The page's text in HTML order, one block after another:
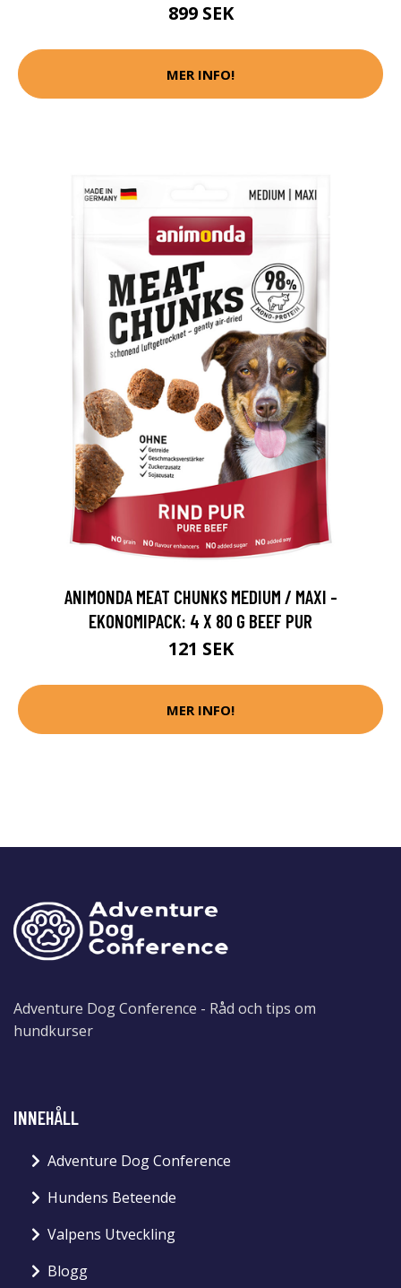
899 SEK
MER INFO!
ANIMONDA MEAT CHUNKS MEDIUM / MAXI -
EKONOMIPACK: 4 X 80 G BEEF PUR
121 SEK
MER INFO!
Adventure Dog Conference - Råd och tips om
hundkurser
INNEHÅLL
Adventure Dog Conference
Hundens Beteende
Valpens Utveckling
Blogg